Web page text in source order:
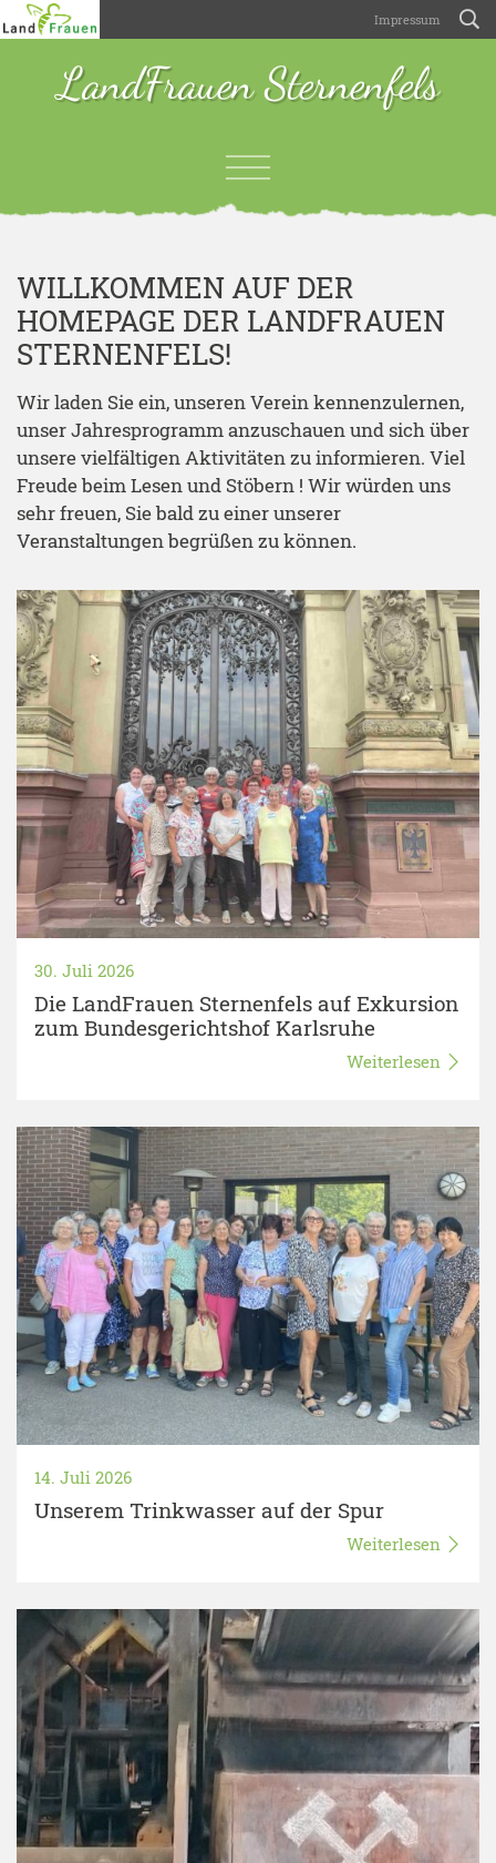
Impressum
LandFrauen Sternenfels
WILLKOMMEN AUF DER
HOMEPAGE DER LANDFRAUEN
STERNENFELS!
Wir laden Sie ein, unseren Verein kennenzulernen,
unser Jahresprogramm anzuschauen und sich über
unsere vielfältigen Aktivitäten zu informieren. Viel
Freude beim Lesen und Stöbern ! Wir würden uns
sehr freuen, Sie bald zu einer unserer
Veranstaltungen begrüßen zu können.
30. Juli 2026
Die LandFrauen Sternenfels auf Exkursion
zum Bundesgerichtshof Karlsruhe
Weiterlesen
14. Juli 2026
Unserem Trinkwasser auf der Spur
Weiterlesen